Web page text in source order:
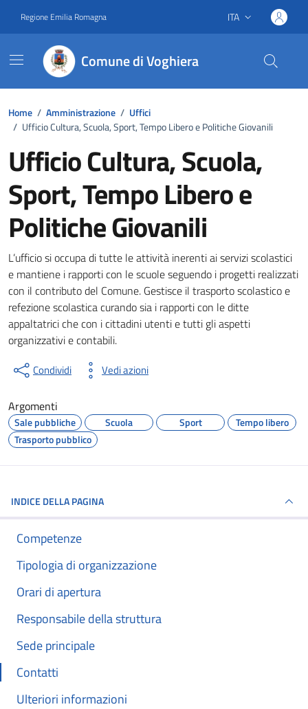
Regione Emilia Romagna Lingua attiva:
ITA
Comune di Voghiera
Home / Amministrazione / Uffici
/ Ufficio Cultura, Scuola, Sport, Tempo Libero e Politiche Giovanili
Ufficio Cultura, Scuola,
Sport, Tempo Libero e
Politiche Giovanili
Dettagli dell'unità organizzativa
L’ufficio si occupa di tutte le attività inerenti ai servizi scolastici
e mantiene i rapporti con le scuole seguendo i progetti realizzati
con il contributo del Comune. Gestisce il trasporto scolastico e
refezione scolastica curando sia i rapporti con le ditte
appaltatrici che con i cittadini utenti e tutti gli aspetti
organizzativi e contabili.
Condividi Vedi azioni
Argomenti
Sale pubbliche Scuola Sport
Tempo libero
Trasporto pubblico
INDICE DELLA PAGINA
Competenze
Tipologia di organizzazione
Orari di apertura
Responsabile della struttura
Sede principale
Contatti
Ulteriori informazioni